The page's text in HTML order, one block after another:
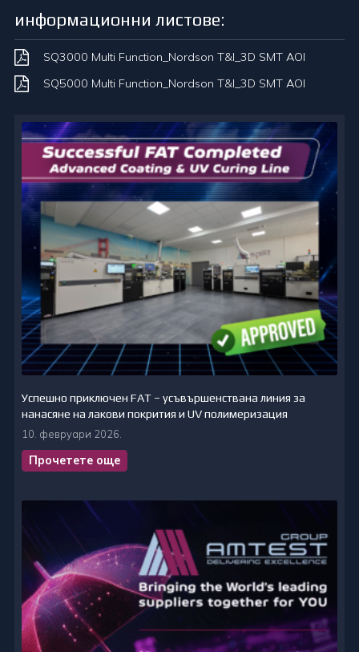
информационни листове:
SQ3000 Multi Function_Nordson T&I_3D SMT AOI
SQ5000 Multi Function_Nordson T&I_3D SMT AOI
Успешно приключен FAT – усъвършенствана линия за
нанасяне на лакови покрития и UV полимеризация
10. февруари 2026.
Прочетете още